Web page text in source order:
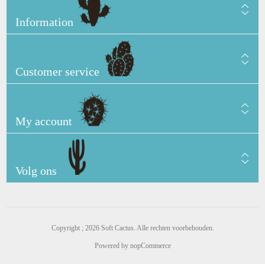
Information
Customer service
My account
Volg ons
Copyright ; 2026 Soft Cactus. Alle rechten voorbehouden.
Powered by nopCommerce